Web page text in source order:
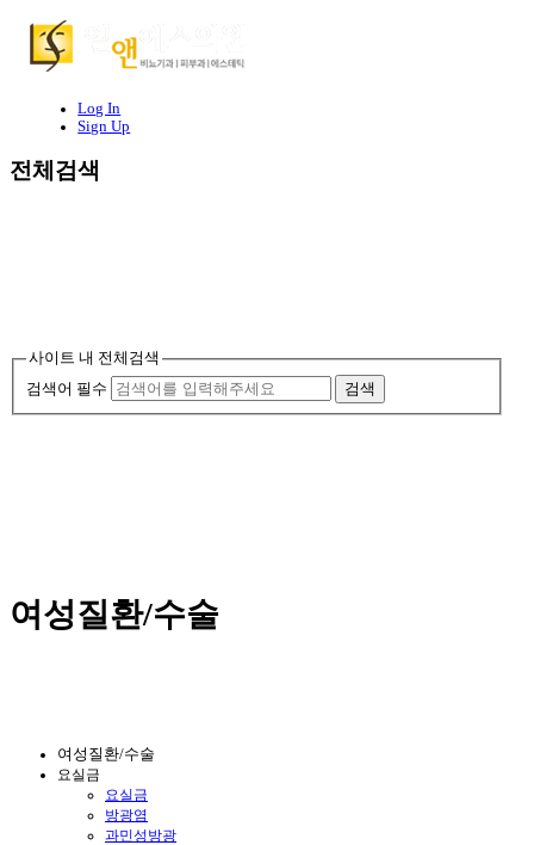
Log In
Sign Up
전체검색
사이트 내 전체검색
검색어 필수
검색
여성질환/수술
여성질환/수술
요실금
요실금
방광염
과민성방광